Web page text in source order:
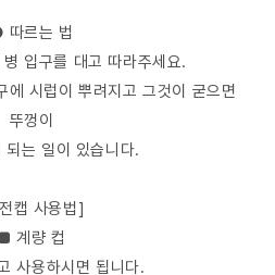
따르는 법
입구를 대고 따라주세요.
에 시럽이 뿌려지고 그것이 굳으면
뚜껑이
되는 일이 있습니다.
캡 사용법]
계량 컵
사용하시면 됩니다.